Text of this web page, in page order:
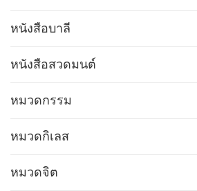
หนังสือบาลี
หนังสือสวดมนต์
หมวดกรรม
หมวดกิเลส
หมวดจิต